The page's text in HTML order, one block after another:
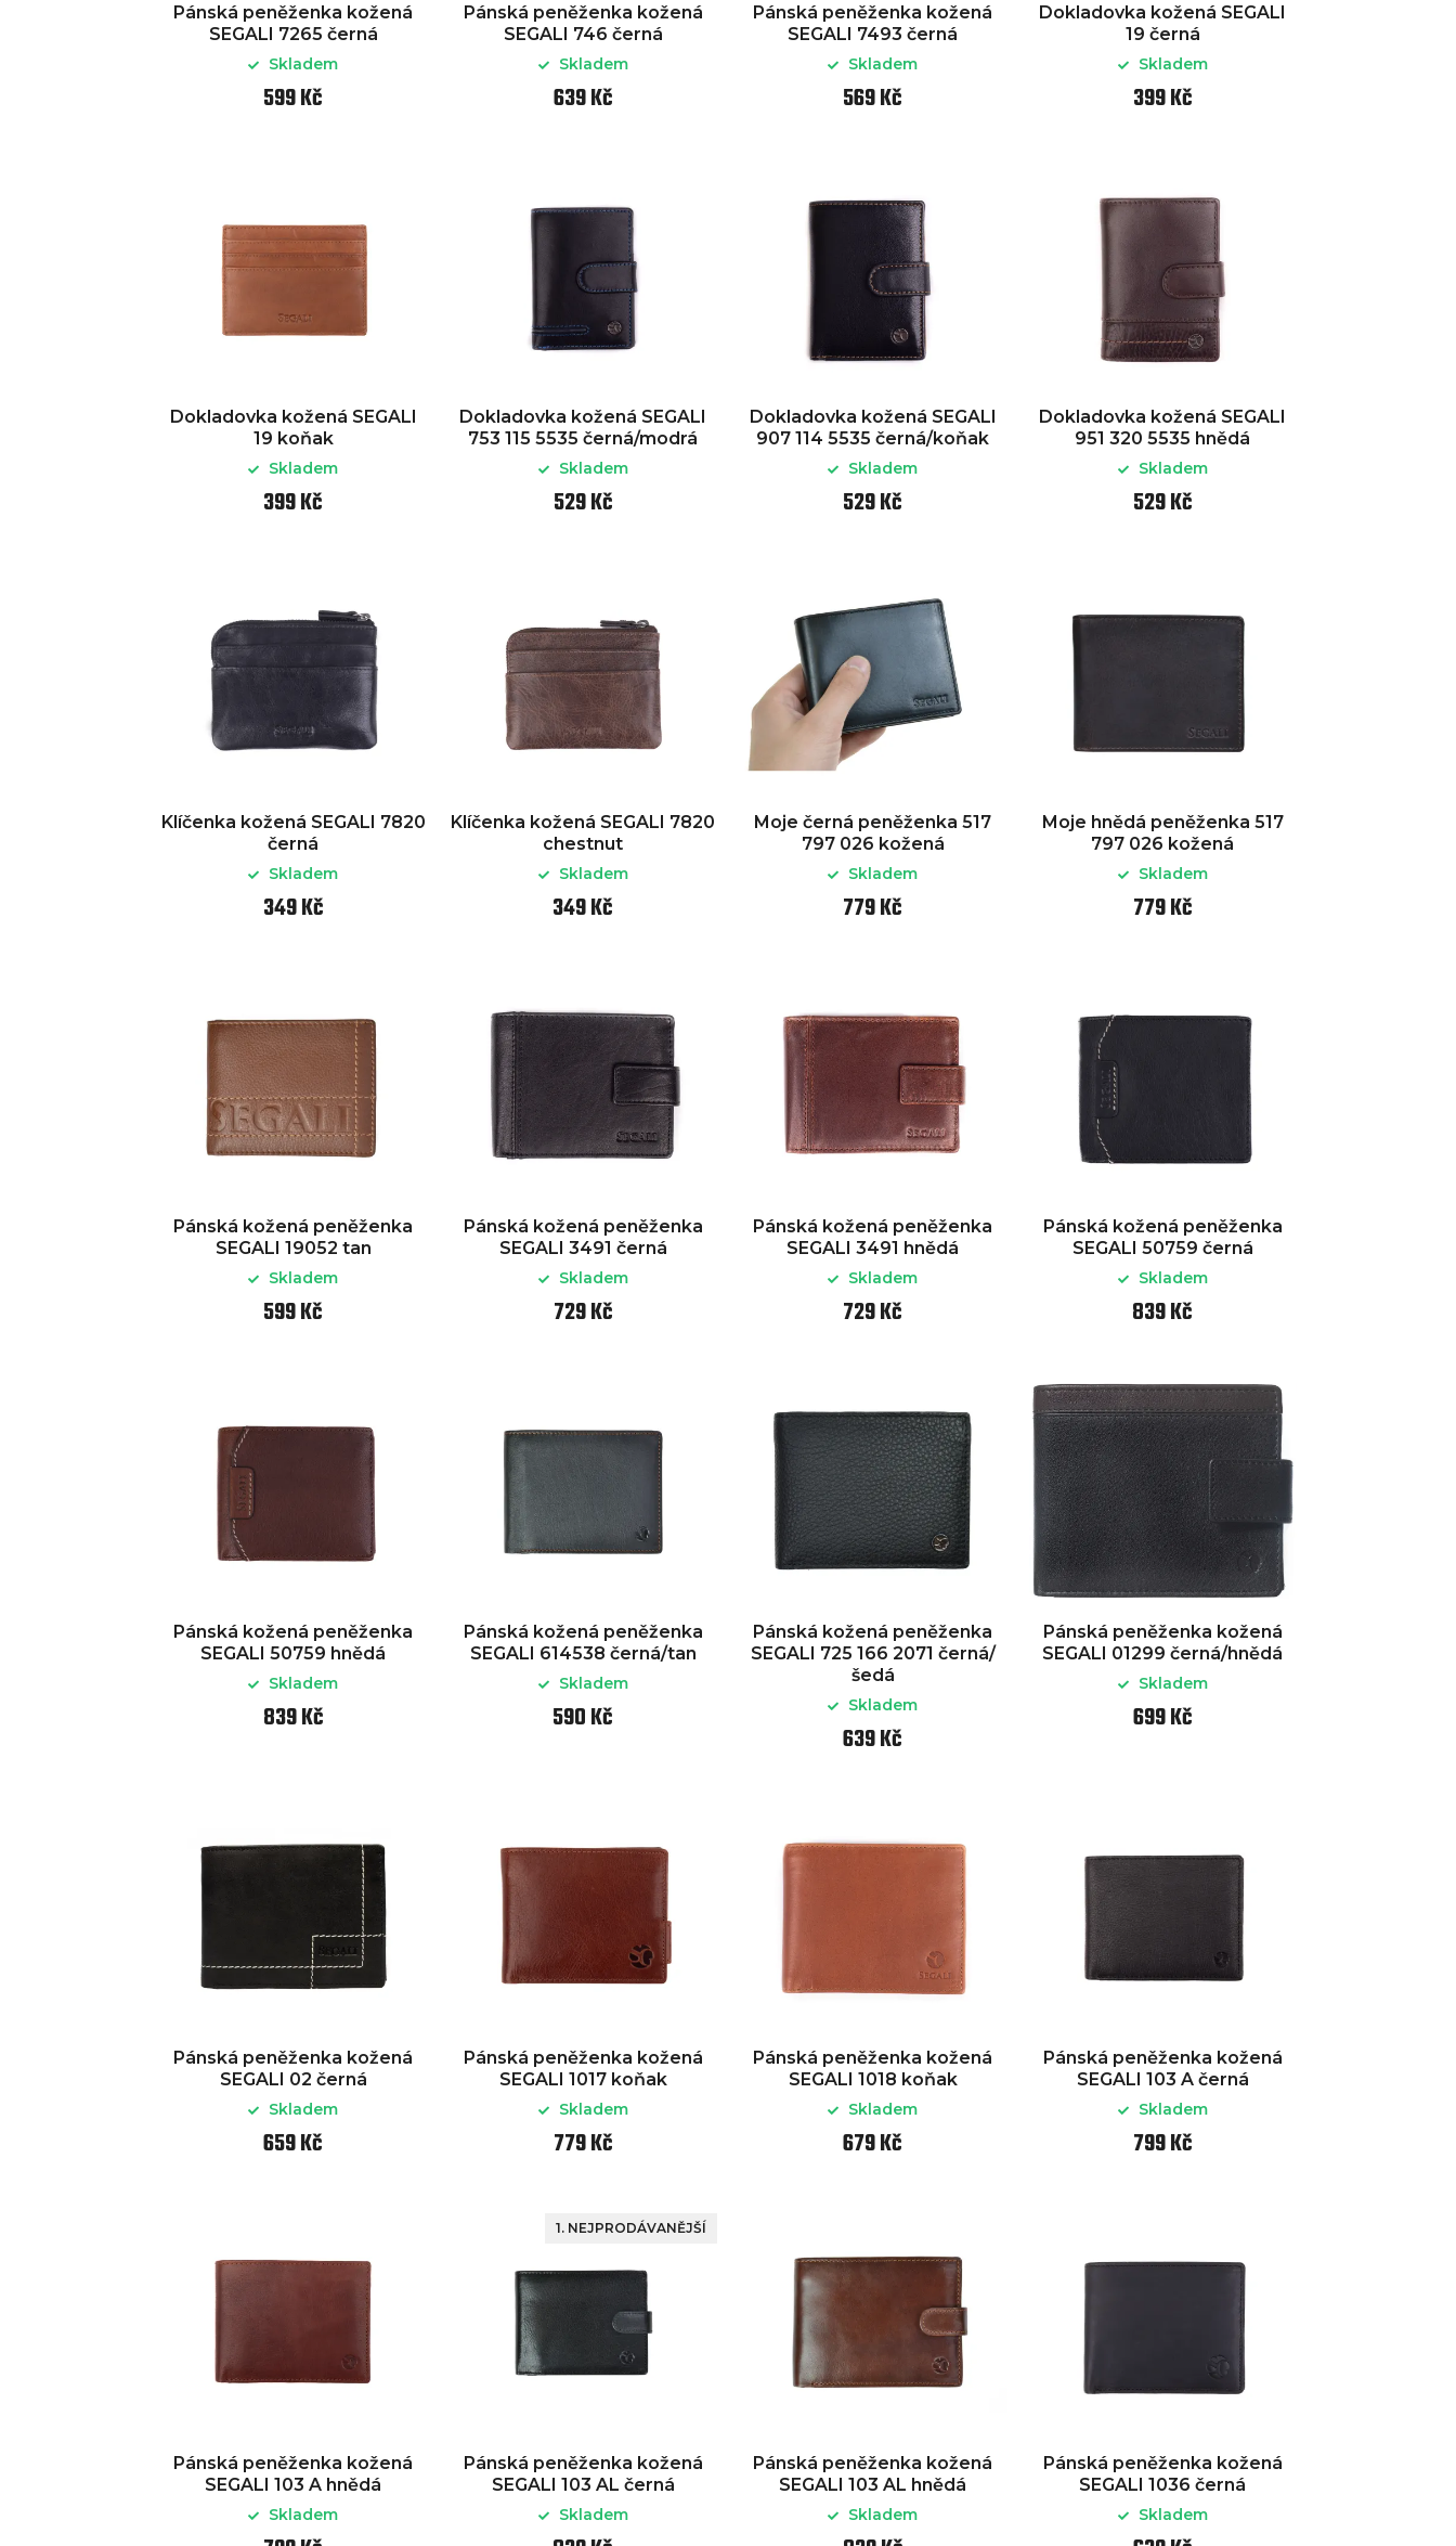
Pánská peněženka kožená
SEGALI 7265 černá
Skladem
599 Kč
Pánská peněženka kožená
SEGALI 746 černá
Skladem
639 Kč
Pánská peněženka kožená
SEGALI 7493 černá
Skladem
569 Kč
Dokladovka kožená SEGALI
19 černá
Skladem
399 Kč
Dokladovka kožená SEGALI
19 koňak
Skladem
399 Kč
Dokladovka kožená SEGALI
753 115 5535 černá/modrá
Skladem
529 Kč
Dokladovka kožená SEGALI
907 114 5535 černá/koňak
Skladem
529 Kč
Dokladovka kožená SEGALI
951 320 5535 hnědá
Skladem
529 Kč
Klíčenka kožená SEGALI 7820
černá
Skladem
349 Kč
Klíčenka kožená SEGALI 7820
chestnut
Skladem
349 Kč
Moje černá peněženka 517
797 026 kožená
Skladem
779 Kč
Moje hnědá peněženka 517
797 026 kožená
Skladem
779 Kč
Pánská kožená peněženka
SEGALI 19052 tan
Skladem
599 Kč
Pánská kožená peněženka
SEGALI 3491 černá
Skladem
729 Kč
Pánská kožená peněženka
SEGALI 3491 hnědá
Skladem
729 Kč
Pánská kožená peněženka
SEGALI 50759 černá
Skladem
839 Kč
Pánská kožená peněženka
SEGALI 50759 hnědá
Skladem
839 Kč
Pánská kožená peněženka
SEGALI 614538 černá/tan
Skladem
590 Kč
Pánská kožená peněženka
SEGALI 725 166 2071 černá/
šedá
Skladem
639 Kč
Pánská peněženka kožená
SEGALI 01299 černá/hnědá
Skladem
699 Kč
Pánská peněženka kožená
SEGALI 02 černá
Skladem
659 Kč
Pánská peněženka kožená
SEGALI 1017 koňak
Skladem
779 Kč
Pánská peněženka kožená
SEGALI 1018 koňak
Skladem
679 Kč
Pánská peněženka kožená
SEGALI 103 A černá
Skladem
799 Kč
Pánská peněženka kožená
SEGALI 103 A hnědá
Skladem
1. NEJPRODÁVANĚJŠÍ
Pánská peněženka kožená
SEGALI 103 AL černá
Skladem
Pánská peněženka kožená
SEGALI 103 AL hnědá
Skladem
Pánská peněženka kožená
SEGALI 1036 černá
Skladem